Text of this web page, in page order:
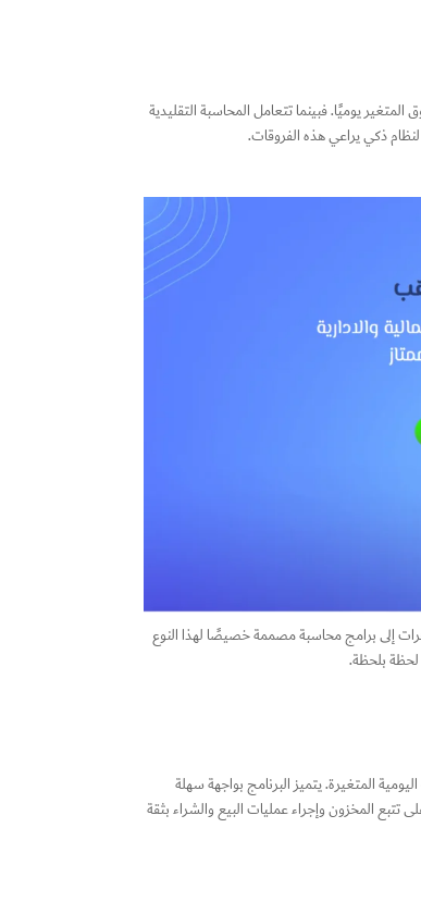
يوميًا. فبينما تتعامل المحاسبة التقليدية
ذكي يراعي هذه الفروقات.
إلى برامج محاسبة مصممة خصيصًا لهذا النوع
لحظة بلحظة.
المتغيرة. يتميز البرنامج بواجهة سهلة
المخزون وإجراء عمليات البيع والشراء بثقة